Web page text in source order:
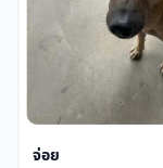
จ่อย